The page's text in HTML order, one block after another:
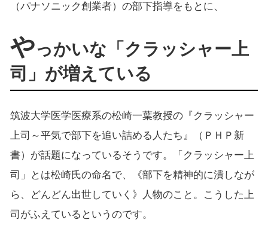
（パナソニック創業者）の部下指導をもとに、
やっかいな「クラッシャー上
司」が増えている
筑波大学医学医療系の松崎一葉教授の『クラッシャー
上司～平気で部下を追い詰める人たち』（ＰＨＰ新
書）が話題になっているそうです。「クラッシャー上
司」とは松崎氏の命名で、《部下を精神的に潰しなが
ら、どんどん出世していく》人物のこと。こうした上
司がふえているというのです。